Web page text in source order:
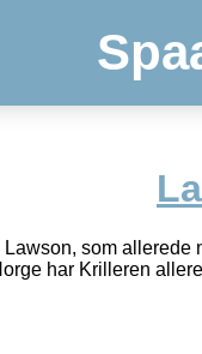
som
har Krilleren